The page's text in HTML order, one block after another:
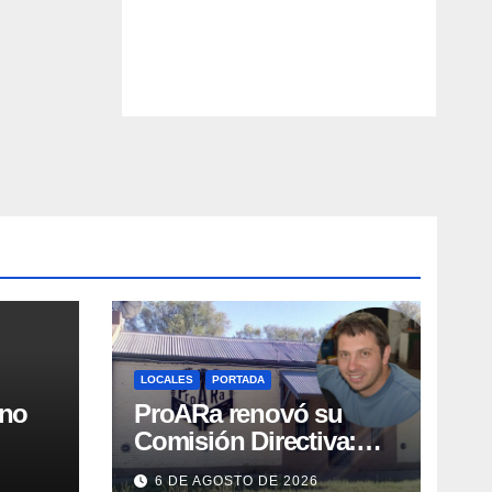
LOCALES PORTADA
ProARa renovó su
Comisión Directiva:
Emiliano Etchevers es
6 DE AGOSTO DE 2026